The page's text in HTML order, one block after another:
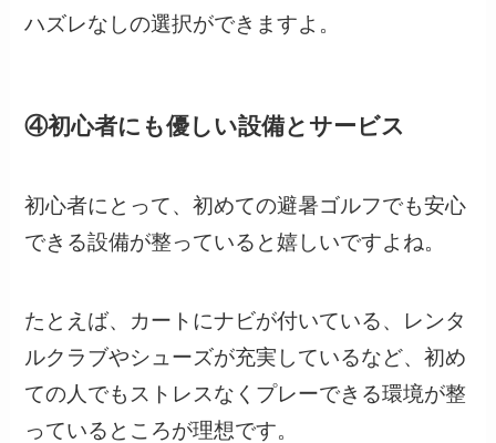
ハズレなしの選択ができますよ。
④初心者にも優しい設備とサービス
初心者にとって、初めての避暑ゴルフでも安心
できる設備が整っていると嬉しいですよね。
たとえば、カートにナビが付いている、レンタ
ルクラブやシューズが充実しているなど、初め
ての人でもストレスなくプレーできる環境が整
っているところが理想です。